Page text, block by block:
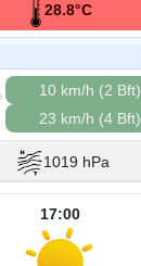
28.8°C
10 km/h (2 Bft)
23 km/h (4 Bft)
1019 hPa
17:00